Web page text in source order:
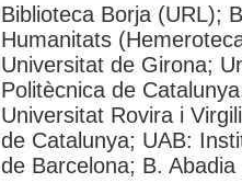
Biblioteca Borja (URL);
Humanitats
Universitat de Girona;
Politècnica de
Universitat Rovira i
de Catalunya; UAB:
de Barcelona; B.